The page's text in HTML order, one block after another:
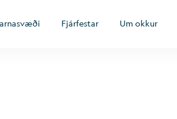
Fjárfestar Um okkur